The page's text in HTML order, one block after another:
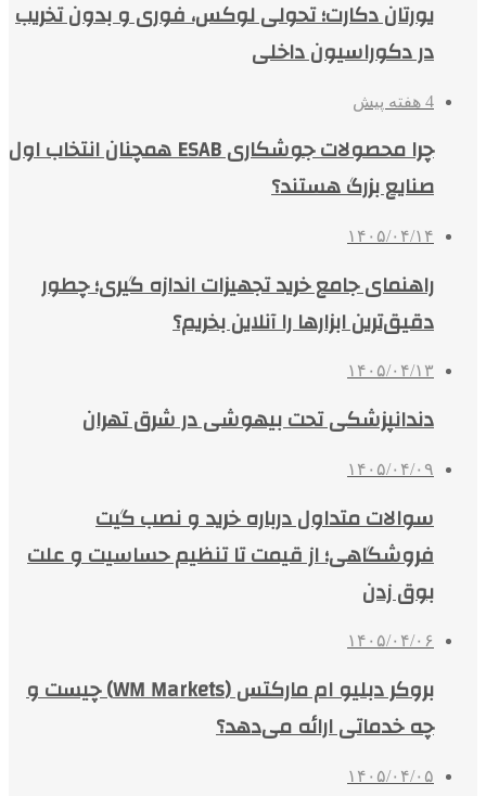
یورتان دکارت؛ تحولی لوکس، فوری و بدون تخریب
در دکوراسیون داخلی
4 هفته پیش
چرا محصولات جوشکاری ESAB همچنان انتخاب اول
صنایع بزرگ هستند؟
۱۴۰۵/۰۴/۱۴
راهنمای جامع خرید تجهیزات اندازه گیری؛ چطور
دقیق‌ترین ابزارها را آنلاین بخریم؟
۱۴۰۵/۰۴/۱۳
دندانپزشکی تحت بیهوشی در شرق تهران
۱۴۰۵/۰۴/۰۹
سوالات متداول درباره خرید و نصب گیت
فروشگاهی؛ از قیمت تا تنظیم حساسیت و علت
بوق زدن
۱۴۰۵/۰۴/۰۶
بروکر دبلیو ام مارکتس (WM Markets) چیست و
چه خدماتی ارائه می‌دهد؟
۱۴۰۵/۰۴/۰۵